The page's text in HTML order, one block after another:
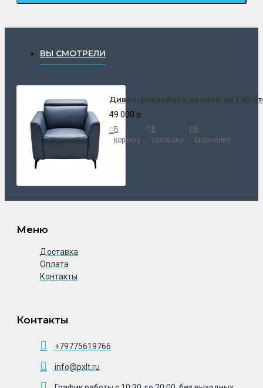
ВЫ СМОТРЕЛИ
Диван-реклайнер ручной на 1
49 000 р.
В
корзину
В
закладки
В
сравнение
Меню
Доставка
Оплата
Контакты
Контакты
+79775619766
info@pxlt.ru